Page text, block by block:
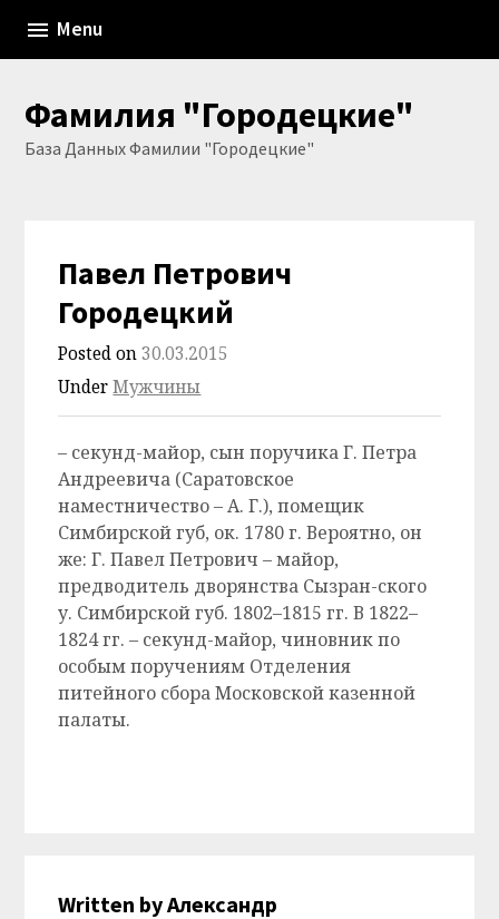
content
Menu
Фамилия "Городецкие"
База Данных Фамилии "Городецкие"
Павел Петрович
Городецкий
Posted on30.03.2015
UnderМужчины
– секунд-майор, сын поручика Г. Петра
Андреевича (Саратовское
наместничество – А. Г.), помещик
Симбирской губ, ок. 1780 г. Вероятно, он
же: Г. Павел Петрович – майор,
предводитель дворянства Сызран-ского
у. Симбирской губ. 1802–1815 гг. В 1822–
1824 гг. – секунд-майор, чиновник по
особым поручениям Отделения
питейного сбора Московской казенной
палаты.
Written by Александр